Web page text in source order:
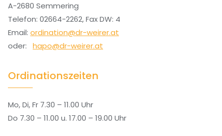
A-2680 Semmering
Telefon: 02664-2262, Fax DW: 4
Email: ordination@dr-weirer.at
oder: hapo@dr-weirer.at
Ordinationszeiten
Mo, Di, Fr 7.30 – 11.00 Uhr
Do 7.30 – 11.00 u. 17.00 – 19.00 Uhr